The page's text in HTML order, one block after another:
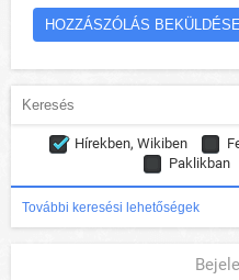
Hírekben, Wikiben
Paklikban
További keresési lehetőségek